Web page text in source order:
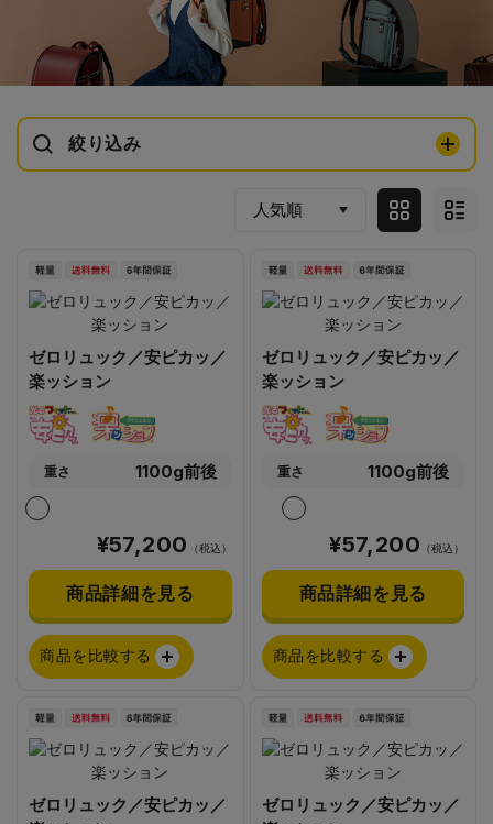
絞り込み
ゼロリュック／安ピカッ／
楽ッション
重さ 1100g前後
¥57,200 （税込）
商品詳細を見る
商品を比較する
ゼロリュック／安ピカッ／
楽ッション
重さ 1100g前後
¥57,200 （税込）
商品詳細を見る
商品を比較する
ゼロリュック／安ピカッ／
ゼロリュック／安ピカッ／